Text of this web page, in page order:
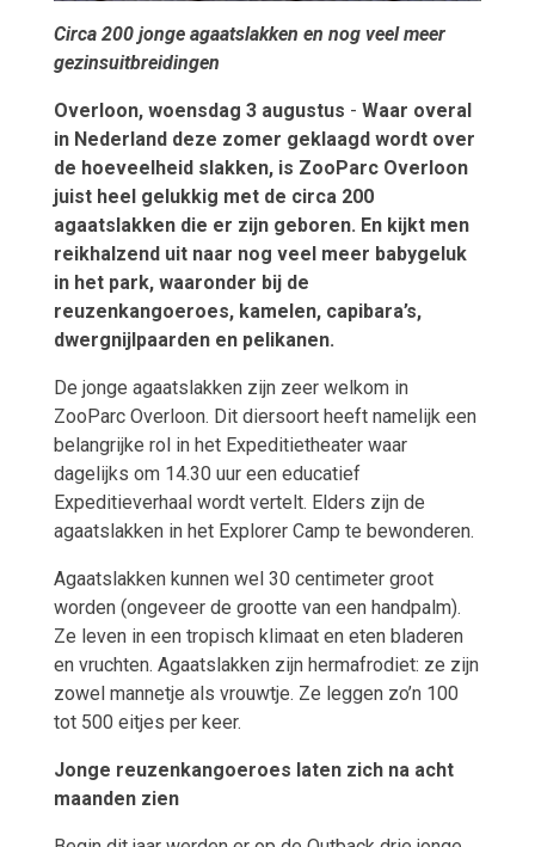
Circa 200 jonge agaatslakken en nog veel meer
gezinsuitbreidingen
Overloon, woensdag 3 augustus - Waar overal
in Nederland deze zomer geklaagd wordt over
de hoeveelheid slakken, is ZooParc Overloon
juist heel gelukkig met de circa 200
agaatslakken die er zijn geboren. En kijkt men
reikhalzend uit naar nog veel meer babygeluk
in het park, waaronder bij de
reuzenkangoeroes, kamelen, capibara’s,
dwergnijlpaarden en pelikanen.
De jonge agaatslakken zijn zeer welkom in
ZooParc Overloon. Dit diersoort heeft namelijk een
belangrijke rol in het Expeditietheater waar
dagelijks om 14.30 uur een educatief
Expeditieverhaal wordt vertelt. Elders zijn de
agaatslakken in het Explorer Camp te bewonderen.
Agaatslakken kunnen wel 30 centimeter groot
worden (ongeveer de grootte van een handpalm).
Ze leven in een tropisch klimaat en eten bladeren
en vruchten. Agaatslakken zijn hermafrodiet: ze zijn
zowel mannetje als vrouwtje. Ze leggen zo’n 100
tot 500 eitjes per keer.
Jonge reuzenkangoeroes laten zich na acht
maanden zien